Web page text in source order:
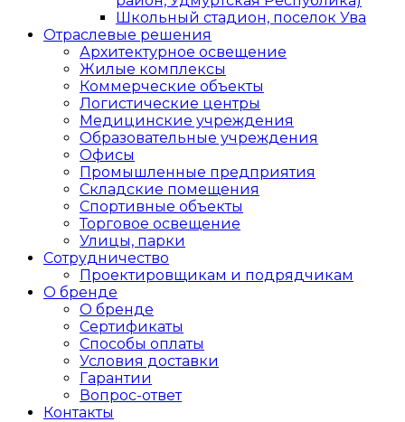
Школьный стадион, поселок Ува
Отраслевые решения
Архитектурное освещение
Жилые комплексы
Коммерческие объекты
Логистические центры
Медицинские учреждения
Образовательные учреждения
Офисы
Промышленные предприятия
Складские помещения
Спортивные объекты
Торговое освещение
Улицы, парки
Сотрудничество
Проектировщикам и подрядчикам
О бренде
О бренде
Сертификаты
Способы оплаты
Условия доставки
Гарантии
Вопрос-ответ
Контакты